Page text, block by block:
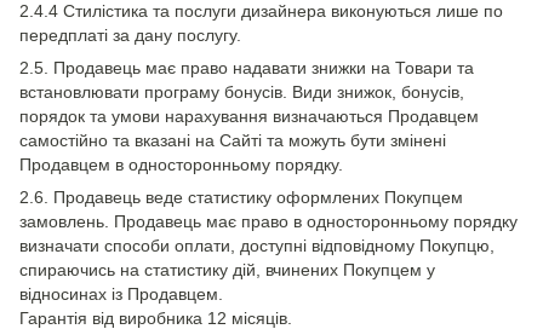
2.4.4 Стилістика та послуги дизайнера виконуються лише по
передплаті за дану послугу.
2.5. Продавець має право надавати знижки на Товари та
встановлювати програму бонусів. Види знижок, бонусів,
порядок та умови нарахування визначаються Продавцем
самостійно та вказані на Сайті та можуть бути змінені
Продавцем в односторонньому порядку.
2.6. Продавець веде статистику оформлених Покупцем
замовлень. Продавець має право в односторонньому порядку
визначати способи оплати, доступні відповідному Покупцю,
спираючись на статистику дій, вчинених Покупцем у
відносинах із Продавцем.
Гарантія від виробника 12 місяців.